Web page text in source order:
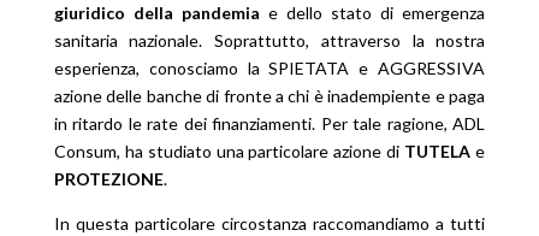
giuridico della pandemia e dello stato di emergenza
sanitaria nazionale. Soprattutto, attraverso la nostra
esperienza, conosciamo la SPIETATA e AGGRESSIVA
azione delle banche di fronte a chi è inadempiente e paga
in ritardo le rate dei finanziamenti. Per tale ragione, ADL
Consum, ha studiato una particolare azione di TUTELA e
PROTEZIONE.
In questa particolare circostanza raccomandiamo a tutti